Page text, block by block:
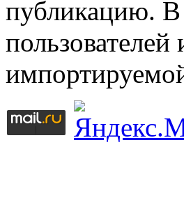
публикацию. В
пользователей